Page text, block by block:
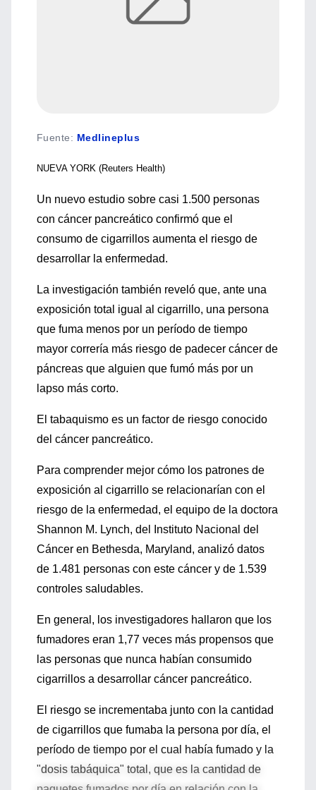
Fuente: Medlineplus
NUEVA YORK (Reuters Health)
Un nuevo estudio sobre casi 1.500 personas
con cáncer pancreático confirmó que el
consumo de cigarrillos aumenta el riesgo de
desarrollar la enfermedad.
La investigación también reveló que, ante una
exposición total igual al cigarrillo, una persona
que fuma menos por un período de tiempo
mayor correría más riesgo de padecer cáncer de
páncreas que alguien que fumó más por un
lapso más corto.
El tabaquismo es un factor de riesgo conocido
del cáncer pancreático.
Para comprender mejor cómo los patrones de
exposición al cigarrillo se relacionarían con el
riesgo de la enfermedad, el equipo de la doctora
Shannon M. Lynch, del Instituto Nacional del
Cáncer en Bethesda, Maryland, analizó datos
de 1.481 personas con este cáncer y de 1.539
controles saludables.
En general, los investigadores hallaron que los
fumadores eran 1,77 veces más propensos que
las personas que nunca habían consumido
cigarrillos a desarrollar cáncer pancreático.
El riesgo se incrementaba junto con la cantidad
de cigarrillos que fumaba la persona por día, el
período de tiempo por el cual había fumado y la
"dosis tabáquica" total, que es la cantidad de